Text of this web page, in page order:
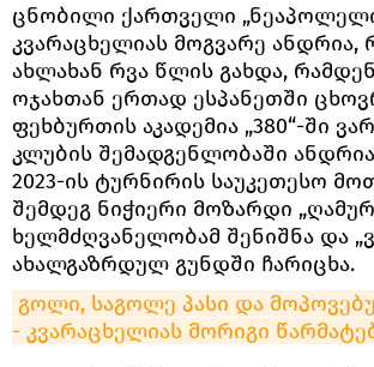
ცნობილი ქართველი
კვარაცხელიას მოგვარე
ახლახან რვა წლის გახდა,
ოჯახთან ერთად ესპანეთში
ფეხბურთის აკადემია „380“-ში
კლუბის შემადგენლობაში
2023-ის ტურნირის საუკეთესო
შემდეგ ნიჭიერი მოზარდი
ხელმძღვანელობამ შენიშნა და
ახალგაზრდულ გუნდში ჩარიცხა.
გოლი, საგოლე პასი და
- კვარაცხელიას მორიგი